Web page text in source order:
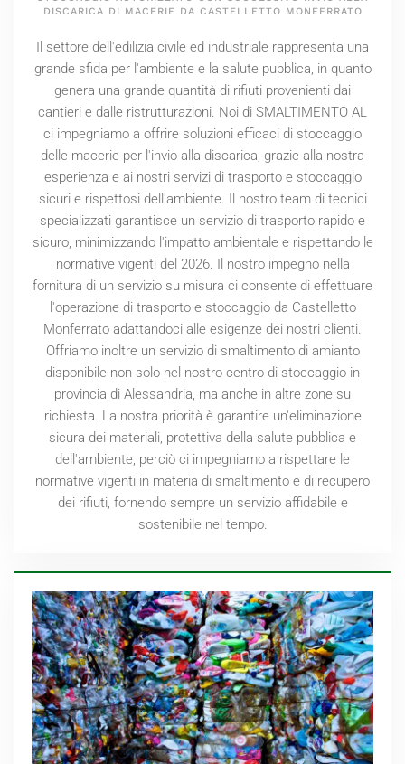
DISCARICA DI MACERIE DA CASTELLETTO MONFERRATO
Il settore dell'edilizia civile ed industriale rappresenta una
grande sfida per l'ambiente e la salute pubblica, in quanto
genera una grande quantità di rifiuti provenienti dai
cantieri e dalle ristrutturazioni. Noi di SMALTIMENTO AL
ci impegniamo a offrire soluzioni efficaci di stoccaggio
delle macerie per l'invio alla discarica, grazie alla nostra
esperienza e ai nostri servizi di trasporto e stoccaggio
sicuri e rispettosi dell'ambiente. Il nostro team di tecnici
specializzati garantisce un servizio di trasporto rapido e
sicuro, minimizzando l'impatto ambientale e rispettando le
normative vigenti del 2026. Il nostro impegno nella
fornitura di un servizio su misura ci consente di effettuare
l'operazione di trasporto e stoccaggio da Castelletto
Monferrato adattandoci alle esigenze dei nostri clienti.
Offriamo inoltre un servizio di smaltimento di amianto
disponibile non solo nel nostro centro di stoccaggio in
provincia di Alessandria, ma anche in altre zone su
richiesta. La nostra priorità è garantire un'eliminazione
sicura dei materiali, protettiva della salute pubblica e
dell'ambiente, perciò ci impegniamo a rispettare le
normative vigenti in materia di smaltimento e di recupero
dei rifiuti, fornendo sempre un servizio affidabile e
sostenibile nel tempo.